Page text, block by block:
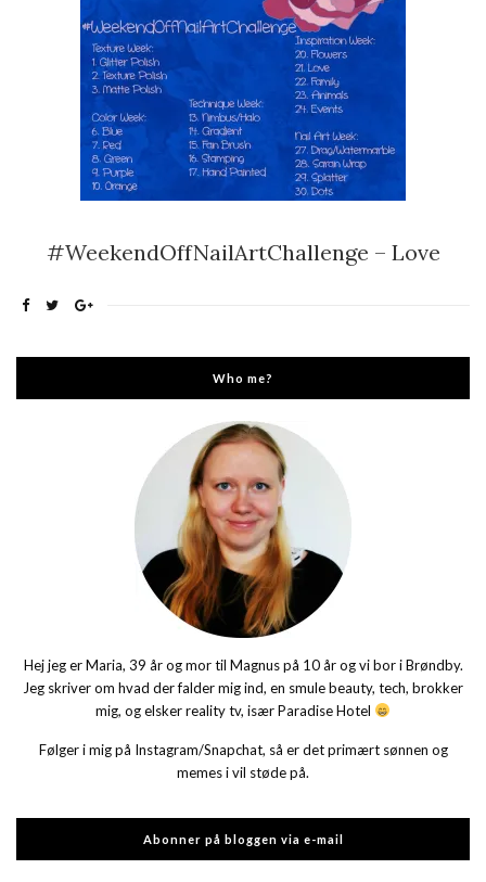
#WeekendOffNailArtChallenge – Love
Who me?
Hej jeg er Maria, 39 år og mor til Magnus på 10 år og vi bor i Brøndby.
Jeg skriver om hvad der falder mig ind, en smule beauty, tech, brokker
mig, og elsker reality tv, især Paradise Hotel
Følger i mig på Instagram/Snapchat, så er det primært sønnen og
memes i vil støde på.
Abonner på bloggen via e-mail